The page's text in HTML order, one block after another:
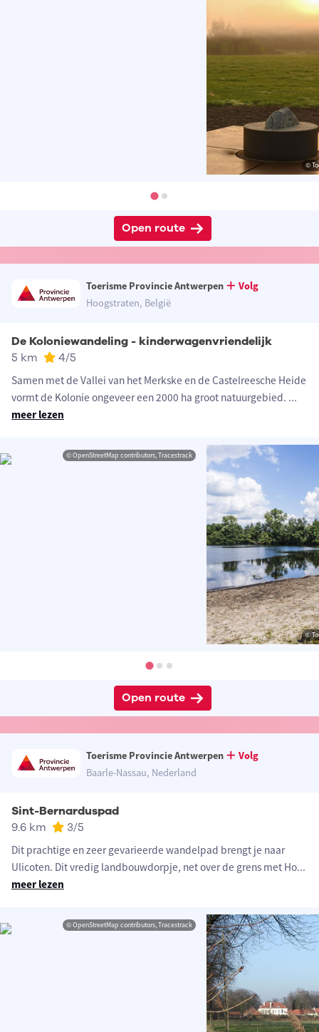
©
Open route
Toerisme Provincie Antwerpen
Volg
Hoogstraten, België
De Koloniewandeling - kinderwagenvriendelijk
5 km 4/5
Samen met de Vallei van het Merkske en de Castelreesche Heide
vormt de Kolonie ongeveer een 2000 ha groot natuurgebied. ...
meer lezen
© OpenStreetMap contributors, Tracestrack
©
Open route
Toerisme Provincie Antwerpen
Volg
Baarle-Nassau, Nederland
Sint-Bernarduspad
9.6 km 3/5
Dit prachtige en zeer gevarieerde wandelpad brengt je naar
Ulicoten. Dit vredig landbouwdorpje, net over de grens met Ho...
meer lezen
© OpenStreetMap contributors, Tracestrack